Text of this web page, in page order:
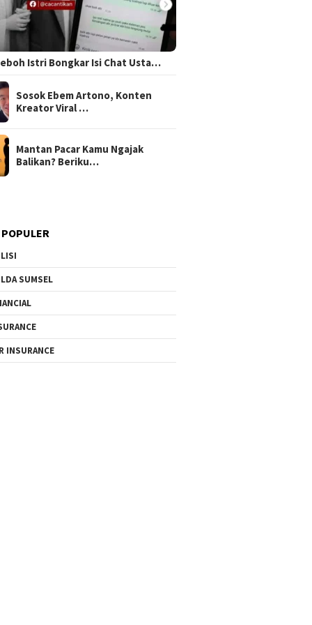
Istri Bongkar Isi Chat Usta…
Sosok Ebem Artono, Konten
Kreator Viral …
Mantan Pacar Kamu Ngajak
Balikan? Beriku…
SUMSEL
INSURANCE